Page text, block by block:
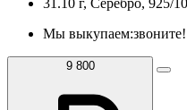
Мы выкупаем:звоните!
9 800